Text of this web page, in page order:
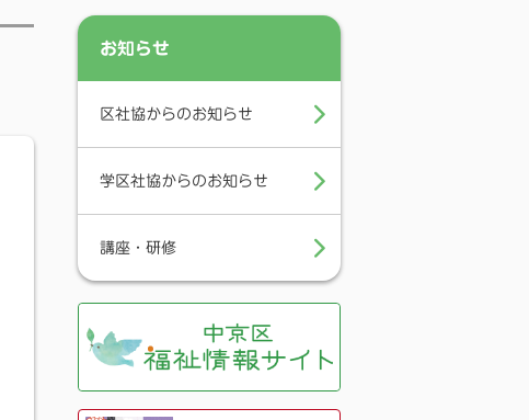
お知らせ
区社協からのお知らせ
学区社協からのお知らせ
講座・研修